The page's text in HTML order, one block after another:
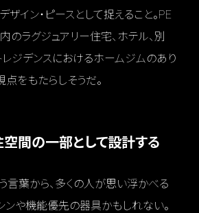
イン・ピースとして捉えること。PE
のラグジュアリー住宅、ホテル、別
レジデンスにおけるホームジムのあり
点をもたらしそうだ。
間の一部として設計する
言葉から、多くの人が思い浮かべる
ンや機能優先の器具かもしれない。